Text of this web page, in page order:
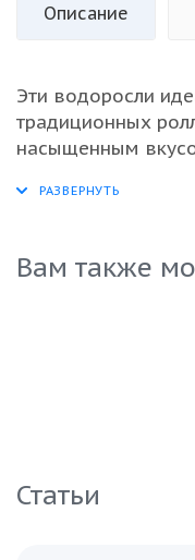
Описание
Эти водоросли
традиционных
насыщенным
прошел
идеальном
закупок.
Вам также
Статьи